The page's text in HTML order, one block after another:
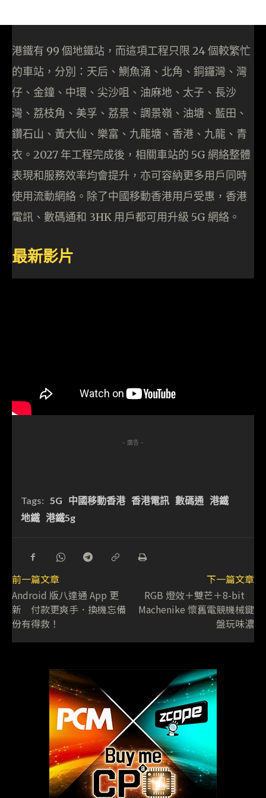
港鐵有 99 個地鐵站，而這項工程只限 24 個較繁忙
的車站，分別：天后、鰂魚涌、北角、銅鑼灣、灣
仔、金鐘、中環、尖沙咀、油麻地、太子、長沙
灣、荔枝角、美孚、荔景、調景嶺、油塘、藍田、
鑽石山、黃大仙、樂富、九龍塘​​、香港、九龍、青
衣​​。2027 年工程完成後，相關車站的 5G 網絡整體
表現和服務效率均會提升，亦可容納更多用戶同時
使用流動網絡。除了中國移動香港用戶受惠，香港
電訊、數碼通和 3HK 用戶都可用升級 5G 網絡。
最新影片
- 廣告 -
Tags: 5G 中國移動香港 香港電訊 數碼通 港鐵
地鐵 港鐵5g
前一篇文章
Android 版八達通 App 更
新 付款更爽手．換機忘備
份有得救！
下一篇文章
RGB 燈效＋雙芒＋8-bit
Machenike 懷舊電競機械鍵
盤玩味濃